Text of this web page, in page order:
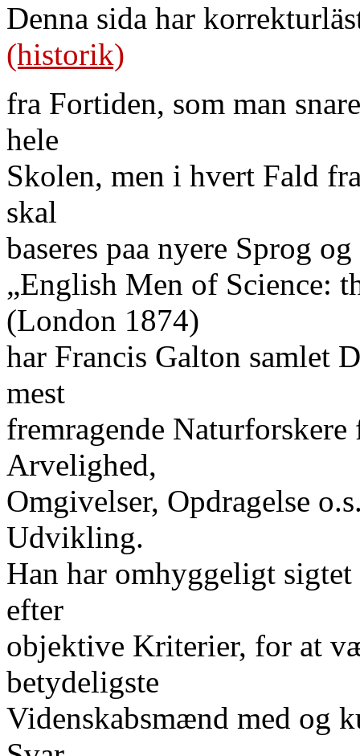
Denna sida har
(historik)
fra Fortiden, som man
hele
Skolen, men i hvert Fald
skal
baseres paa nyere Sprog
„English Men of Science:
(London 1874)
har Francis Galton samlet
mest
fremragende
Arvelighed,
Omgivelser, Opdragelse
Udvikling.
Han har omhyggeligt
efter
objektive Kriterier, for at
betydeligste
Videnskabsmænd med og